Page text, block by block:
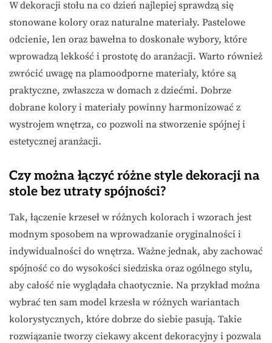
W dekoracji stołu na co dzień najlepiej sprawdzą się
stonowane kolory oraz naturalne materiały. Pastelowe
odcienie, len oraz bawełna to doskonałe wybory, które
wprowadzą lekkość i prostotę do aranżacji. Warto również
zwrócić uwagę na plamoodporne materiały, które są
praktyczne, zwłaszcza w domach z dziećmi. Dobrze
dobrane kolory i materiały powinny harmonizować z
wystrojem wnętrza, co pozwoli na stworzenie spójnej i
estetycznej aranżacji.
Czy można łączyć różne style dekoracji na
stole bez utraty spójności?
Tak, łączenie krzeseł w różnych kolorach i wzorach jest
modnym sposobem na wprowadzanie oryginalności i
indywidualności do wnętrza. Ważne jednak, aby zachować
spójność co do wysokości siedziska oraz ogólnego stylu,
aby całość nie wyglądała chaotycznie. Na przykład można
wybrać ten sam model krzesła w różnych wariantach
kolorystycznych, które dobrze do siebie pasują. Takie
rozwiązanie tworzy ciekawy akcent dekoracyjny i pozwala